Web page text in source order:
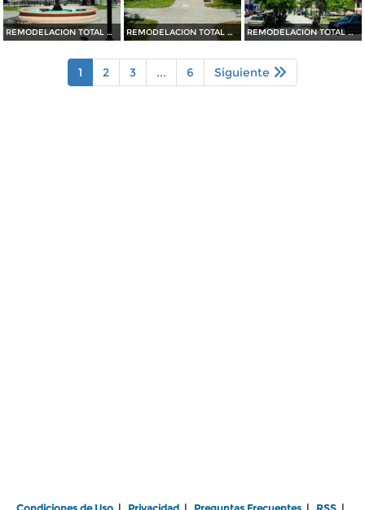
REMODELACION TOTAL DE PLAZA OCAMPO (2010) REMODELACION TOTAL DE PLAZA OCAMPO (2010) REMODELACION TOTAL DE PLAZA OCAMPO (2010)
1 2 3 ... 6 Siguiente
Condiciones de Uso | Privacidad | Preguntas Frecuentes | RSS |